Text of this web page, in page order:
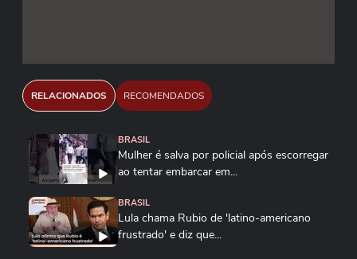
RELACIONADOS RECOMENDADOS
BRASIL
Mulher é salva por policial após escorregar
ao tentar embarcar em...
BRASIL
Lula chama Rubio de 'latino-americano
frustrado' e diz que...